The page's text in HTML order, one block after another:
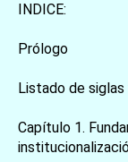
INDICE:
Prólogo
Listado de
Capítulo 1.